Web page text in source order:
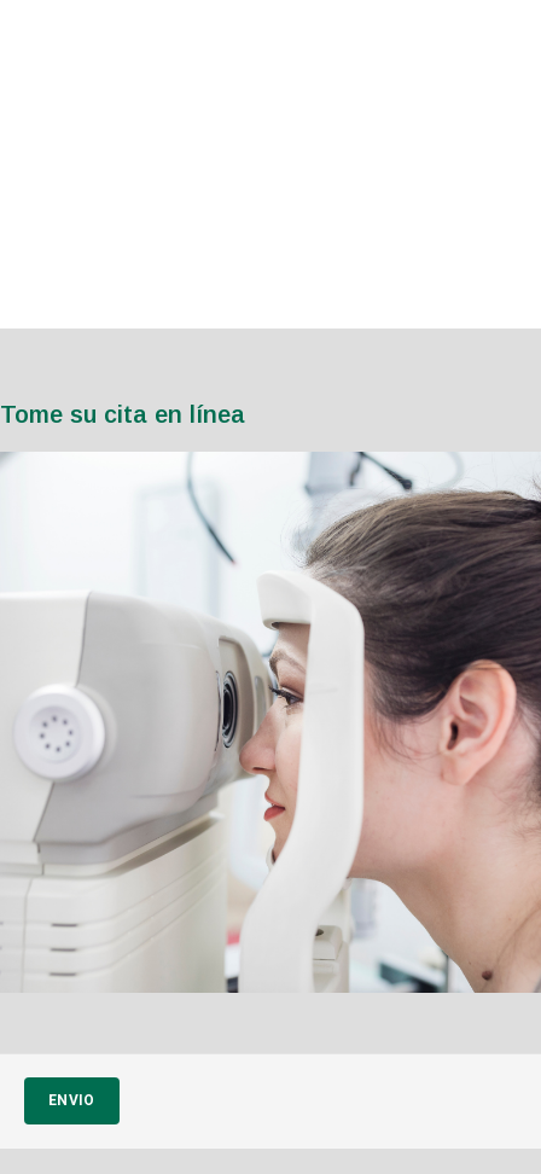
Tome su cita en línea
ENVIO